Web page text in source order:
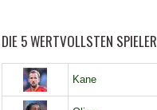
DIE 5 WERTVOLLSTEN SPIELER
Kane